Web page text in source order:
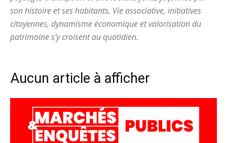
son histoire et ses habitants. Vie associative, initiatives
citoyennes, dynamisme économique et valorisation du
patrimoine s’y croisent au quotidien.
Aucun article à afficher